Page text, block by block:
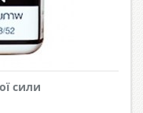
сили